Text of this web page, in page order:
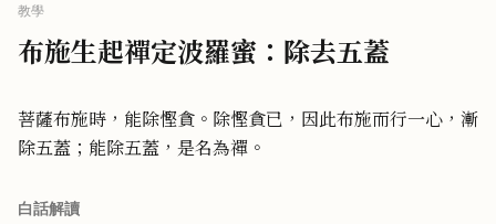
教學
布施生起禪定波羅蜜：除去五蓋
菩薩布施時，能除慳貪。除慳貪已，因此布施而行一心，漸
除五蓋；能除五蓋，是名為禪。
白話解讀